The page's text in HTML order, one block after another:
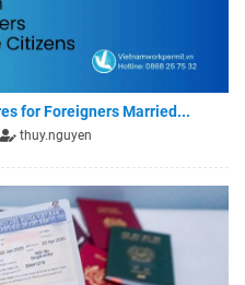
for Foreigners Married...
thuy.nguyen